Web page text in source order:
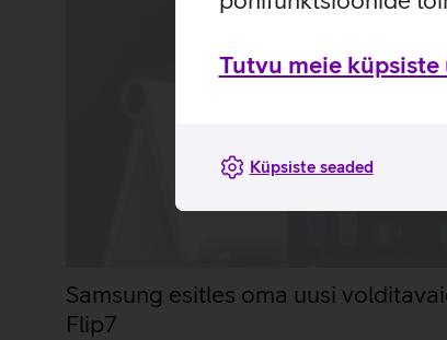
Tutvu meie
Küpsiste seaded
Samsung esitles oma uusi
Flip7